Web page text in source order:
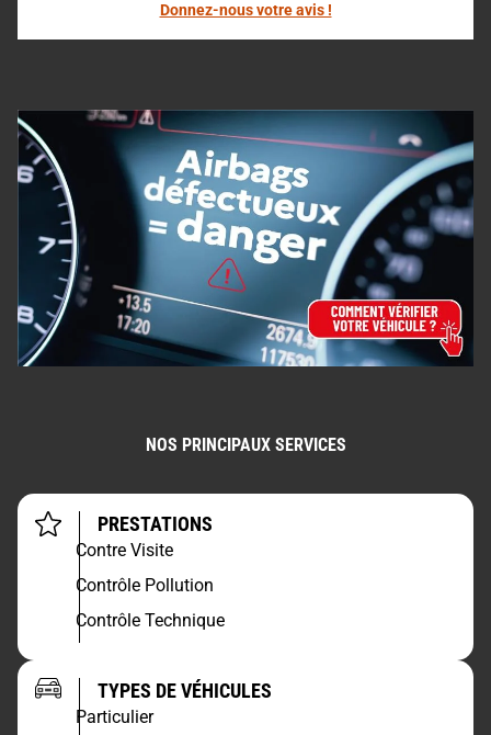
Donnez-nous votre avis !
NOS PRINCIPAUX SERVICES
PRESTATIONS
Contre Visite
Contrôle Pollution
Contrôle Technique
TYPES DE VÉHICULES
Particulier